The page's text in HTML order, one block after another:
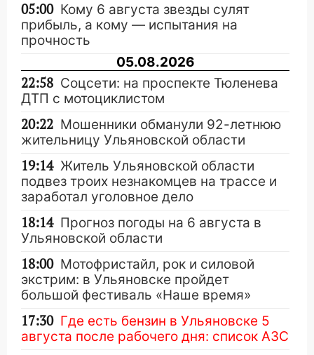
05:00 Кому 6 августа звезды сулят
прибыль, а кому — испытания на
прочность
05.08.2026
22:58 Соцсети: на проспекте Тюленева
ДТП с мотоциклистом
20:22 Мошенники обманули 92-летнюю
жительницу Ульяновской области
19:14 Житель Ульяновской области
подвез троих незнакомцев на трассе и
заработал уголовное дело
18:14 Прогноз погоды на 6 августа в
Ульяновской области
18:00 Мотофристайл, рок и силовой
экстрим: в Ульяновске пройдет
большой фестиваль «Наше время»
17:30 Где есть бензин в Ульяновске 5
августа после рабочего дня: список АЗС